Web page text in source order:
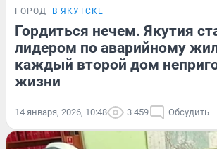
ГОРОД В ЯКУТСКЕ
Гордиться нечем. Якутия
лидером по аварийному
каждый второй дом
жизни
14 января, 2026, 10:48 3 459 Обсудить